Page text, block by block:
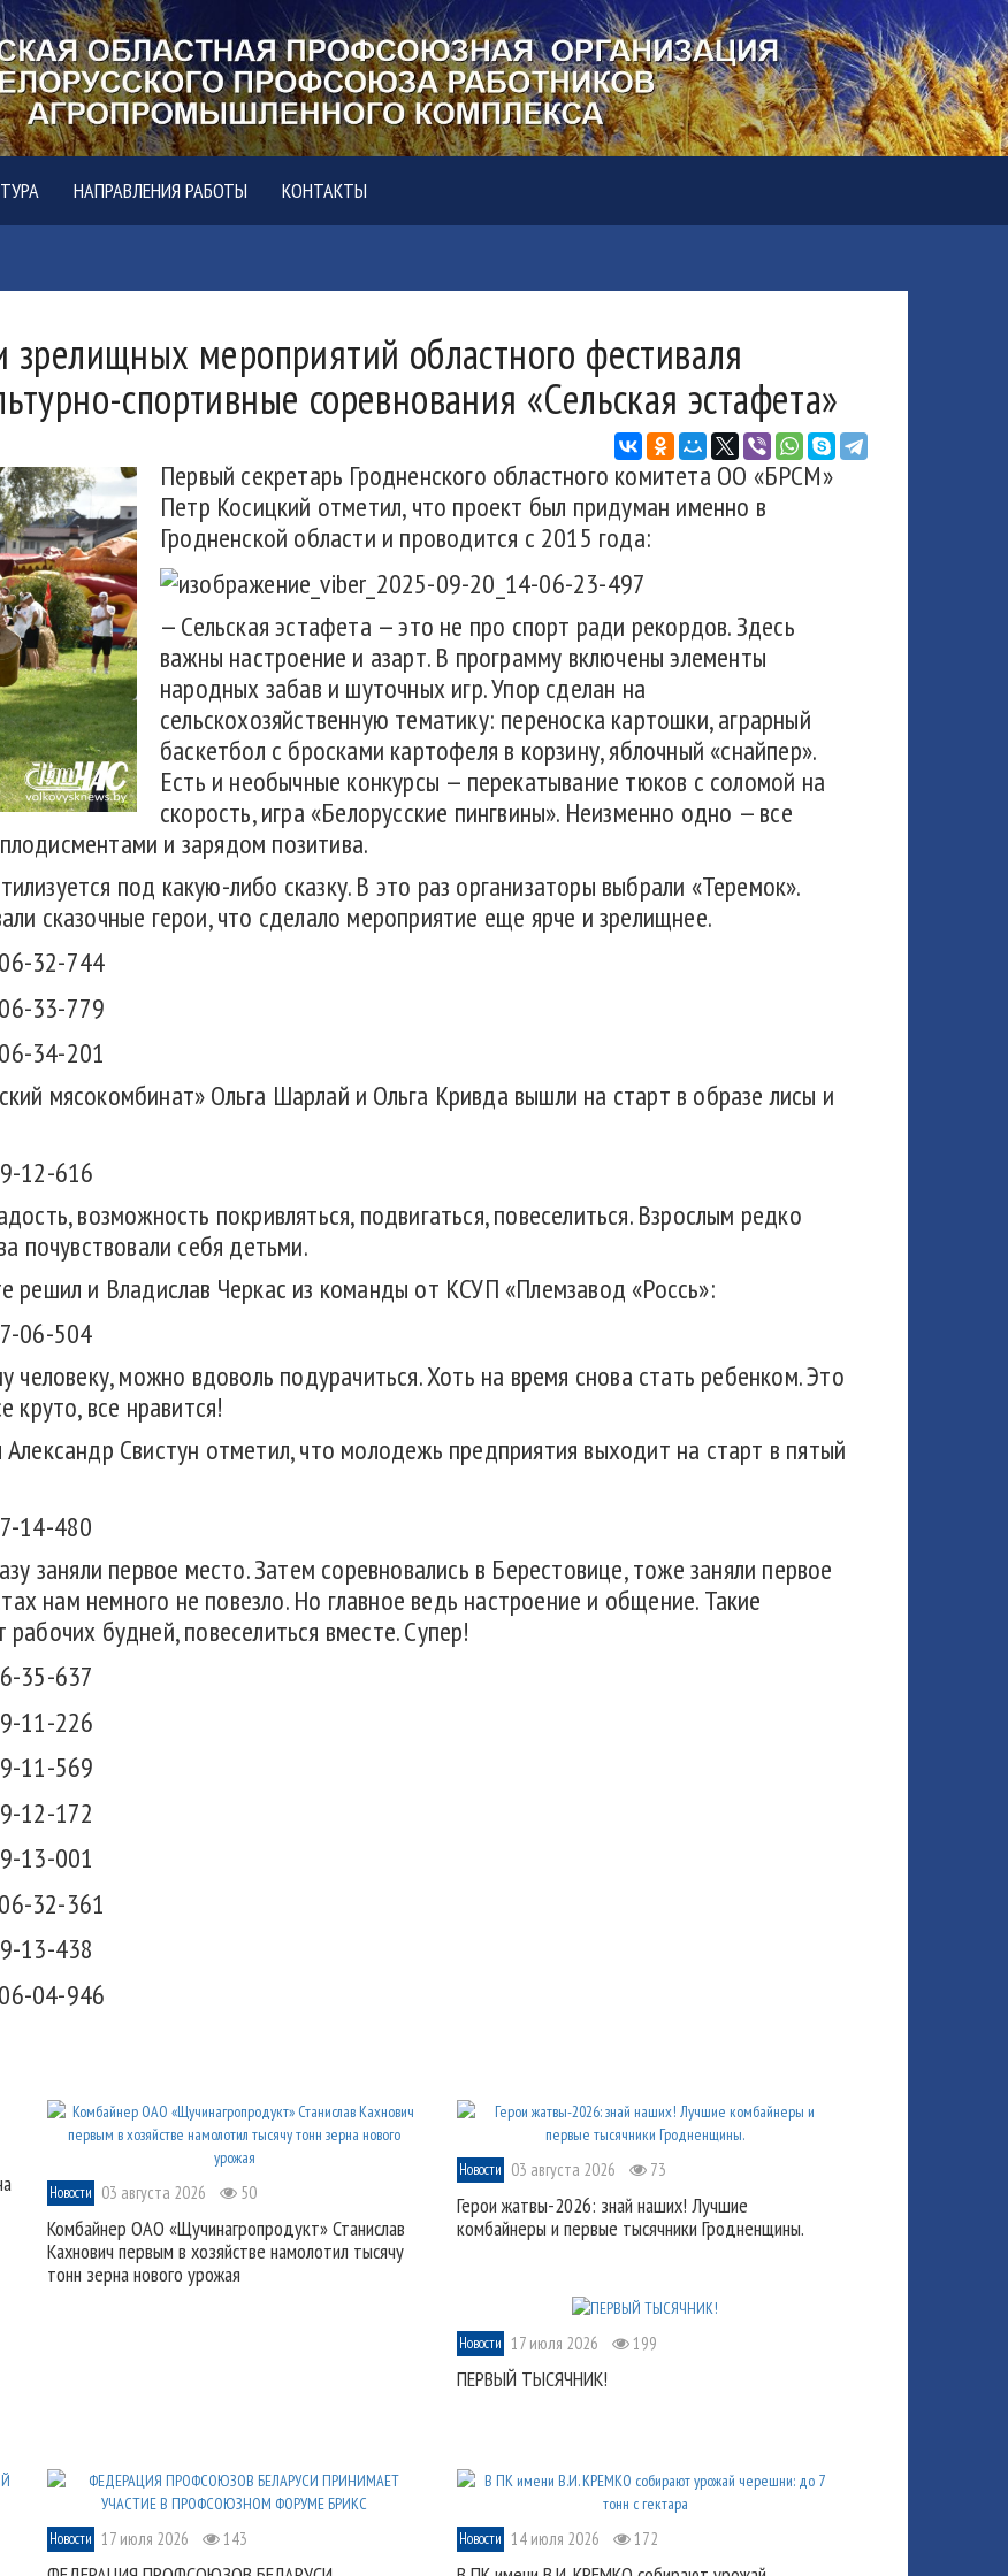
НАПРАВЛЕНИЯ РАБОТЫ КОНТАКТЫ
мероприятий областного фестиваля
спортивные соревнования «Сельская эстафета»
Первый секретарь Гродненского областного комитета ОО «БРСМ»
Петр Косицкий отметил, что проект был придуман именно в
Гродненской области и проводится с 2015 года:
— Сельская эстафета — это не про спорт ради рекордов. Здесь
важны настроение и азарт. В программу включены элементы
народных забав и шуточных игр. Упор сделан на
сельскохозяйственную тематику: переноска картошки, аграрный
баскетбол с бросками картофеля в корзину, яблочный «снайпер».
Есть и необычные конкурсы — перекатывание тюков с соломой на
скорость, игра «Белорусские пингвины». Неизменно одно — все
и зарядом позитива.
под какую-либо сказку. В это раз организаторы выбрали «Теремок».
сказочные герои, что сделало мероприятие еще ярче и зрелищнее.
мясокомбинат» Ольга Шарлай и Ольга Кривда вышли на старт в образе лисы и
возможность покривляться, подвигаться, повеселиться. Взрослым редко
почувствовали себя детьми.
решил и Владислав Черкас из команды от КСУП «Племзавод «Россь»:
можно вдоволь подурачиться. Хоть на время снова стать ребенком. Это
круто, все нравится!
Свистун отметил, что молодежь предприятия выходит на старт в пятый
заняли первое место. Затем соревновались в Берестовице, тоже заняли первое
нам немного не повезло. Но главное ведь настроение и общение. Такие
будней, повеселиться вместе. Супер!
Новости 03 августа 2026 50
Комбайнер ОАО «Щучинагропродукт» Станислав
Кахнович первым в хозяйстве намолотил тысячу
тонн зерна нового урожая
Новости 03 августа 2026 73
Герои жатвы-2026: знай наших! Лучшие
комбайнеры и первые тысячники Гродненщины.
Новости 17 июля 2026 199
ПЕРВЫЙ ТЫСЯЧНИК!
Новости 17 июля 2026 143 Новости 14 июля 2026 172